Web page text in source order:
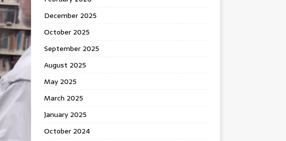
December 2025
October 2025
September 2025
August 2025
May 2025
March 2025
January 2025
October 2024